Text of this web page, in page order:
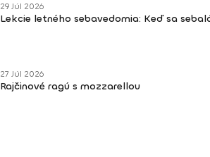
29 Júl 2026
Lekcie letného sebavedomia: Keď sa
27 Júl 2026
Rajčinové ragú s mozzarellou